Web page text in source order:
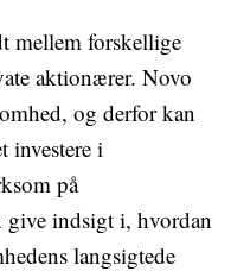
mellem forskellige
aktionærer. Novo
og derfor kan
investere i
på
give indsigt i, hvordan
langsigtede